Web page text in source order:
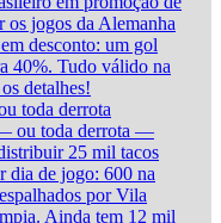
toda derrota